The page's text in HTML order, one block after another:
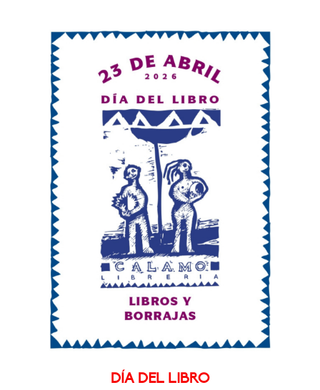
DÍA DEL LIBRO